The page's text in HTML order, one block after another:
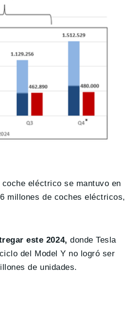
eléctrico se mantuvo en
millones de coches eléctricos,
este 2024, donde Tesla
del Model Y no logró ser
de unidades.